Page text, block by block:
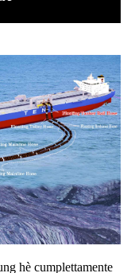
hè cumplettamente